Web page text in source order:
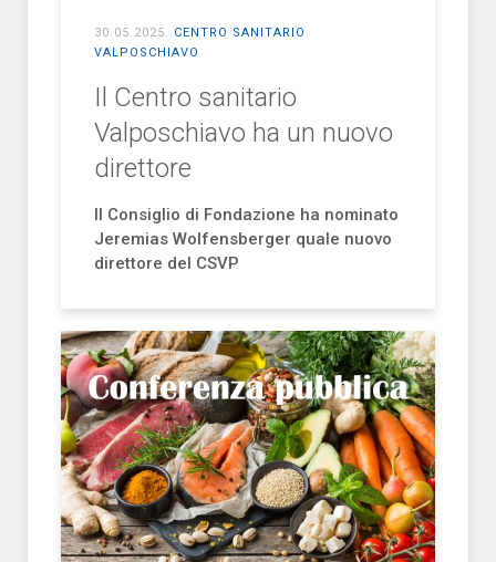
30.05.2025. CENTRO SANITARIO
VALPOSCHIAVO
Il Centro sanitario
Valposchiavo ha un nuovo
direttore
Il Consiglio di Fondazione ha nominato
Jeremias Wolfensberger quale nuovo
direttore del CSVP